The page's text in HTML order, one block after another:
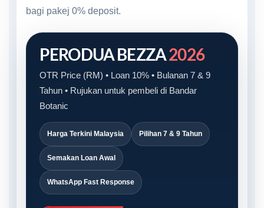
bagi pakej 0% deposit.
PERODUA BEZZA2026
OTR Price (RM) • Loan 10% • Bulanan 7 & 9
Tahun • Rujukan untuk pembeli di Bandar
Botanic
Harga Terkini Malaysia Pilihan 7 & 9 Tahun
Semakan Loan Awal
WhatsApp Fast Response